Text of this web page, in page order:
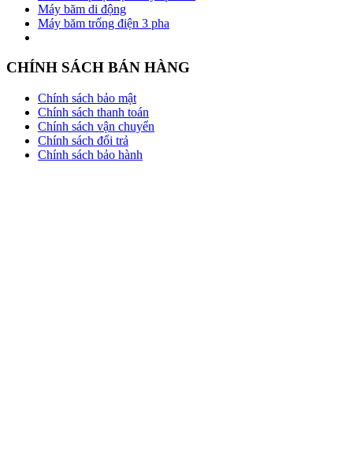
Máy băm di động
Máy băm trống điện 3 pha
CHÍNH SÁCH BÁN HÀNG
Chính sách bảo mật
Chính sách thanh toán
Chính sách vận chuyển
Chính sách đổi trả
Chính sách bảo hành